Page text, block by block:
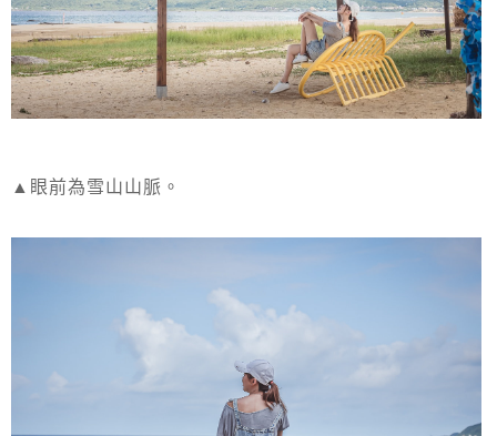
▲眼前為雪山山脈。